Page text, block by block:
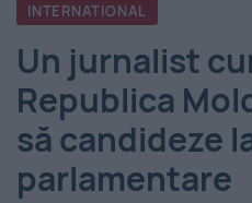
România
-
Evenimentul
Zilei
INTERNATIONAL
Un jurnalist
Republica
să candideze
parlamentare